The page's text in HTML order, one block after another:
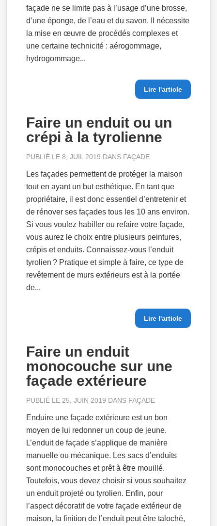
façade ne se limite pas à l’usage d’une brosse,
d’une éponge, de l’eau et du savon. Il nécessite
la mise en œuvre de procédés complexes et
une certaine technicité : aérogommage,
hydrogommage...
Lire l'article
Faire un enduit ou un
crépi à la tyrolienne
PUBLIÉ LE 8, JUIL 2019 DANS FAÇADE
Les façades permettent de protéger la maison
tout en ayant un but esthétique. En tant que
propriétaire, il est donc essentiel d’entretenir et
de rénover ses façades tous les 10 ans environ.
Si vous voulez habiller ou refaire votre façade,
vous aurez le choix entre plusieurs peintures,
crépis et enduits. Connaissez-vous l’enduit
tyrolien ? Pratique et simple à faire, ce type de
revêtement de murs extérieurs est à la portée
de...
Lire l'article
Faire un enduit
monocouche sur une
façade extérieure
PUBLIÉ LE 25, JUIN 2019 DANS FAÇADE
Enduire une façade extérieure est un bon
moyen de lui redonner un coup de jeune.
L’enduit de façade s’applique de manière
manuelle ou mécanique. Les sacs d’enduits
sont monocouches et prêt à être mouillé.
Toutefois, vous devez choisir si vous souhaitez
un enduit projeté ou tyrolien. Enfin, pour
l’aspect décoratif de votre façade extérieur de
maison, la finition de l’enduit peut être taloché,